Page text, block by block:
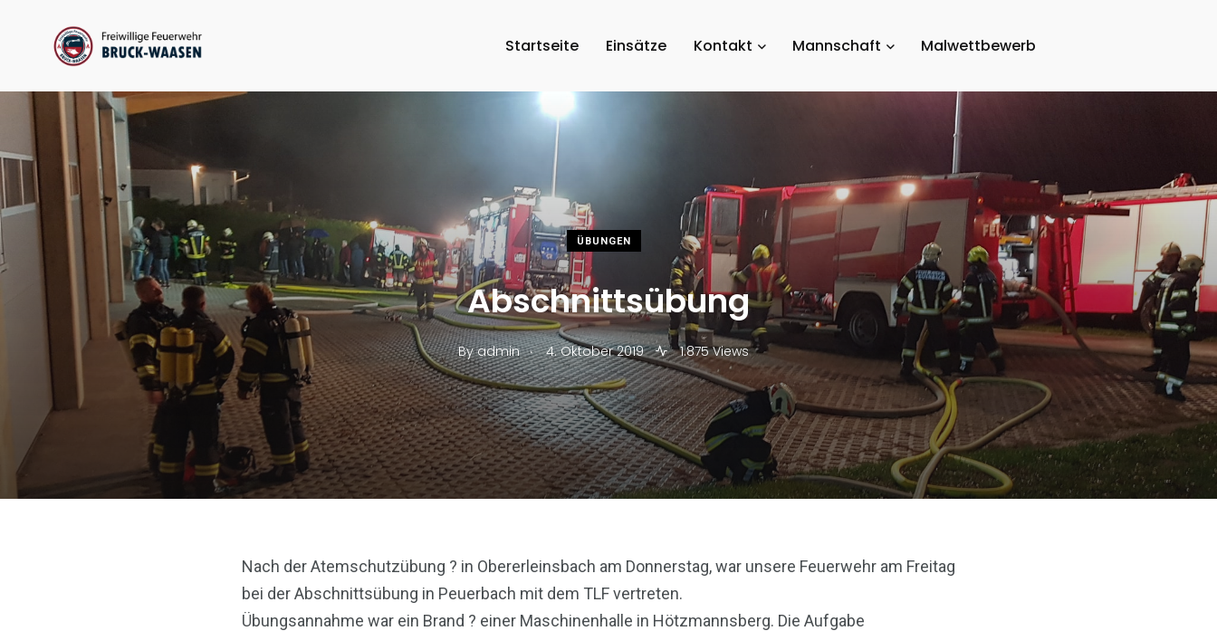
Startseite Einsätze Kontakt Mannschaft Malwettbewerb
ÜBUNGEN
Abschnittsübung
Byadmin . 4. Oktober 2019 1.875 Views
Nach derAtemschutzübung ? in Obererleinsbach am Donnerstag, war unsere Feuerwehr am Freitag
bei der Abschnittsübung in Peuerbach mit dem TLF vertreten.
Übungsannahme war ein Brand ? einer Maschinenhalle in Hötzmannsberg. Die Aufgabe